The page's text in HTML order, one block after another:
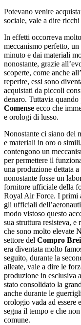
Potevano venire
sociale, vale a dire
In effetti occorreva
meccanismo perfetto,
minuto e dai materiali
nonostante, grazie
scoperte, come anche
reperire, essi sono
acquistati da piccoli
denaro. Tuttavia
Comense ecco che
e orologi di lusso.
Nonostante ci siano dei
e materiali in oro o
contengono un
per permettere il
una produzione dettata
nonostante fosse un
fornitore ufficiale della
Royal Air Force. I primi
gli ufficiali
modo vistoso questo
sua struttura resisteva, e
che sono molto elevate
settore del Compro
era diventata molto
seguito, durante la
alleate, vale a dire le
produzione in esclusiva
stato consolidato la
anche durante le
orologio vada ad essere
segna il tempo e che
comune.